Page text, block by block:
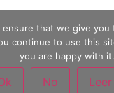
ensure that we give
continue to use this
you are happy with it.
No